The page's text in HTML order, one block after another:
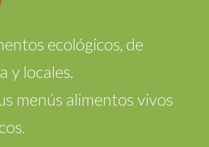
ecológicos, de
y locales.
menús alimentos vivos